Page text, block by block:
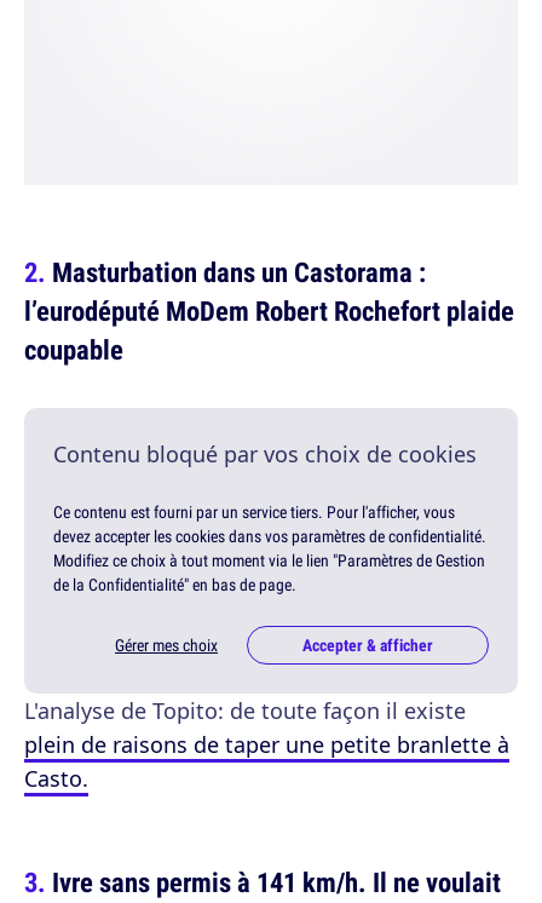
Masturbation dans un Castorama :
l’eurodéputé MoDem Robert Rochefort plaide
coupable
Contenu bloqué par vos choix de cookies
Ce contenu est fourni par un service tiers. Pour l'afficher, vous
devez accepter les cookies dans vos paramètres de confidentialité.
Modifiez ce choix à tout moment via le lien "Paramètres de Gestion
de la Confidentialité" en bas de page.
Gérer mes choix Accepter & afficher
L'analyse de Topito: de toute façon il existe
plein de raisons de taper une petite branlette à
Casto.
Ivre sans permis à 141 km/h. Il ne voulait